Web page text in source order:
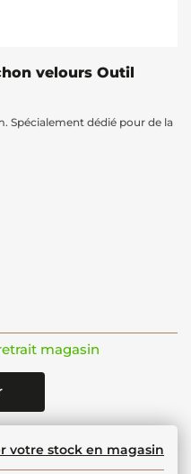
velours Outil
Spécialement dédié pour de la
magasin
votre stock en magasin